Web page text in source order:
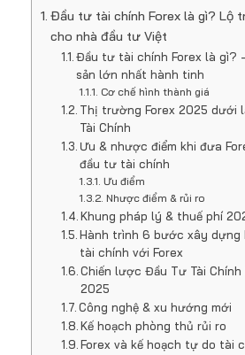
Đầu tư tài chính Forex là gì? Lộ
cho nhà đầu tư Việt
Đầu tư tài chính Forex là gì?
sản lớn nhất hành tinh
Cơ chế hình thành giá
Thị trường Forex 2025 dưới
Tài Chính
Ưu & nhược điểm khi đưa
đầu tư tài chính
Ưu điểm
Nhược điểm & rủi ro
Khung pháp lý & thuế phí
Hành trình 6 bước xây dựng
tài chính với Forex
Chiến lược Đầu Tư Tài Chính
2025
Công nghệ & xu hướng mới
Kế hoạch phòng thủ rủi ro
Forex và kế hoạch tự do tài